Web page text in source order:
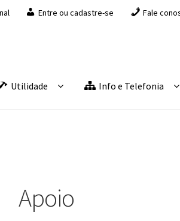
Entre ou cadastre-se Fale
Utilidade Info e Telefonia
Apoio